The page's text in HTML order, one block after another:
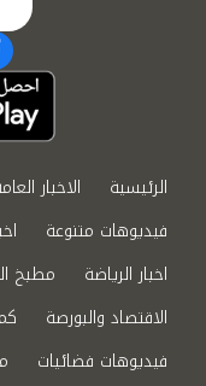
الرئيسية الاخبار
فيديوهات متنوعة
اخبار الرياضة
مطبخ
الاقتصاد والبورصة
فيديوهات فضائيات